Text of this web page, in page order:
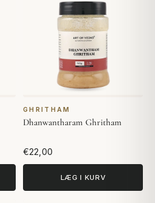
GHRITHAM
Dhanwantharam Ghritham
€22,00
LÆG I KURV